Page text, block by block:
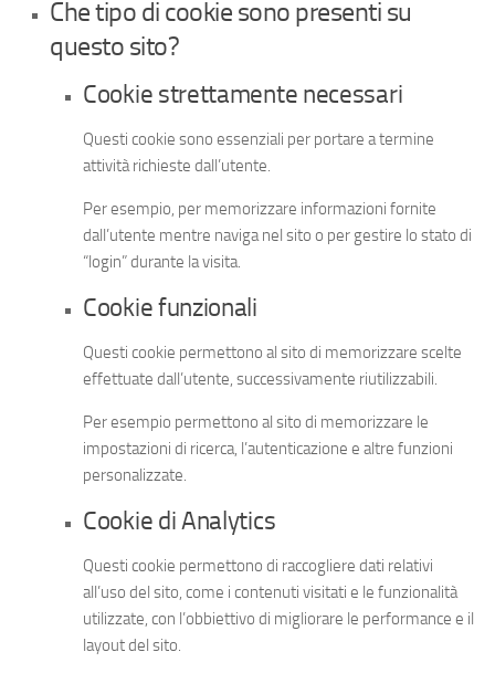
Che tipo di cookie sono presenti su
questo sito?
Cookie strettamente necessari
Questi cookie sono essenziali per portare a termine
attività richieste dall’utente.
Per esempio, per memorizzare informazioni fornite
dall’utente mentre naviga nel sito o per gestire lo stato di
“login” durante la visita.
Cookie funzionali
Questi cookie permettono al sito di memorizzare scelte
effettuate dall’utente, successivamente riutilizzabili.
Per esempio permettono al sito di memorizzare le
impostazioni di ricerca, l’autenticazione e altre funzioni
personalizzate.
Cookie di Analytics
Questi cookie permettono di raccogliere dati relativi
all’uso del sito, come i contenuti visitati e le funzionalità
utilizzate, con l’obbiettivo di migliorare le performance e il
layout del sito.